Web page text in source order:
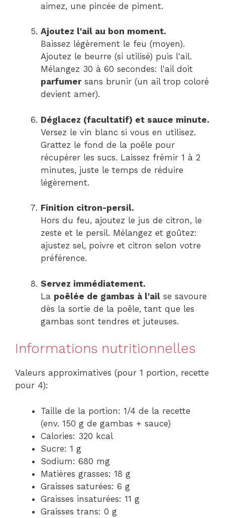
aimez, une pincée de piment.
Ajoutez l'ail au bon moment.
Baissez légèrement le feu (moyen).
Ajoutez le beurre (si utilisé) puis l'ail.
Mélangez 30 à 60 secondes: l'ail doit
parfumersans brunir (un ail trop coloré
devient amer).
Déglacez (facultatif) et sauce minute.
Versez le vin blanc si vous en utilisez.
Grattez le fond de la poêle pour
récupérer les sucs. Laissez frémir 1 à 2
minutes, juste le temps de réduire
légèrement.
Finition citron-persil.
Hors du feu, ajoutez le jus de citron, le
zeste et le persil. Mélangez et goûtez:
ajustez sel, poivre et citron selon votre
préférence.
Servez immédiatement.
La poêlée de gambas à l'ail se savoure
dès la sortie de la poêle, tant que les
gambas sont tendres et juteuses.
Informations nutritionnelles
Valeurs approximatives (pour 1 portion, recette
pour 4):
Taille de la portion: 1/4 de la recette
(env. 150 g de gambas + sauce)
Calories: 320 kcal
Sucre: 1 g
Sodium: 680 mg
Matières grasses: 18 g
Graisses saturées: 6 g
Graisses insaturées: 11 g
Graisses trans: 0 g